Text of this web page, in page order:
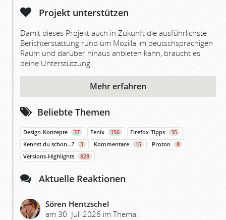
Projekt unterstützen
Damit dieses Projekt auch in Zukunft die ausführlichste
Berichterstattung rund um Mozilla im deutschsprachigen
Raum und darüber hinaus anbieten kann, braucht es
deine Unterstützung.
Mehr erfahren
Beliebte Themen
Design-Konzepte 37 Fenix 156 Firefox-Tipps
35
Kennst du schon…?
3 Kommentare 15 Proton
8
Versions-Highlights
828
Aktuelle Reaktionen
Sören Hentzschel
am 30. Juli 2026 im Thema: